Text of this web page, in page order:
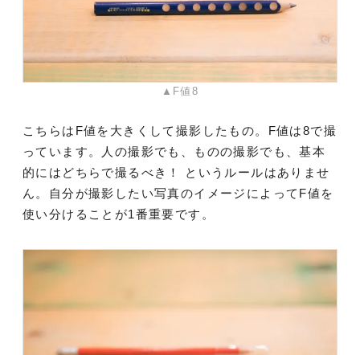
▲F値8
こちらはF値を大きくして撮影したもの。F値は8で撮
っています。人の撮影でも、ものの撮影でも、基本
的にはどちらで撮るべき！ というルールはありませ
ん。自分が撮影したい写真のイメージによってF値を
使い分けることが1番重要です。